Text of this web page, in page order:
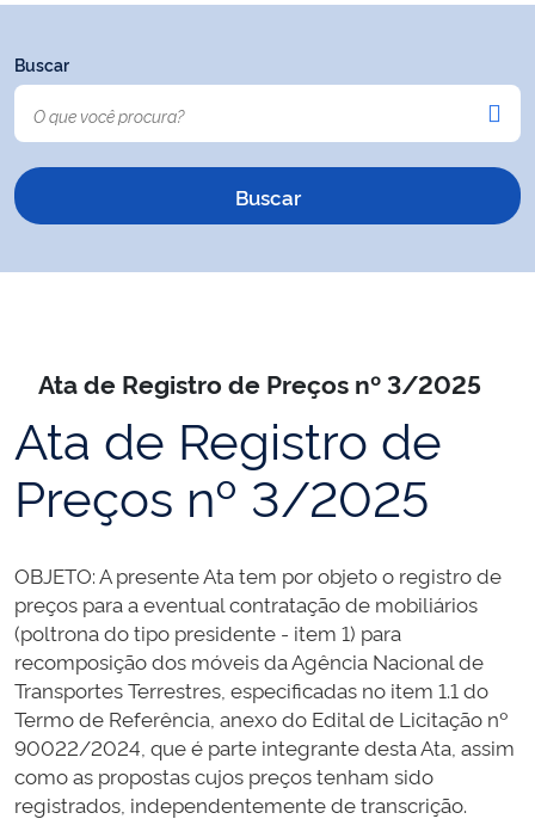
Buscar
Ata de Registro de Preços nº 3/2025
Ata de Registro de
Preços nº 3/2025
OBJETO: A presente Ata tem por objeto o registro de
preços para a eventual contratação de mobiliários
(poltrona do tipo presidente - item 1) para
recomposição dos móveis da Agência Nacional de
Transportes Terrestres, especificadas no item 1.1 do
Termo de Referência, anexo do Edital de Licitação nº
90022/2024, que é parte integrante desta Ata, assim
como as propostas cujos preços tenham sido
registrados, independentemente de transcrição.